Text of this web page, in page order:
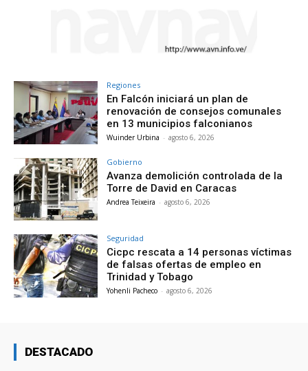
Regiones
En Falcón iniciará un plan de
renovación de consejos comunales
en 13 municipios falconianos
Wuinder Urbina - agosto 6, 2026
Gobierno
Avanza demolición controlada de la
Torre de David en Caracas
Andrea Teixeira - agosto 6, 2026
Seguridad
Cicpc rescata a 14 personas víctimas
de falsas ofertas de empleo en
Trinidad y Tobago
Yohenli Pacheco - agosto 6, 2026
DESTACADO